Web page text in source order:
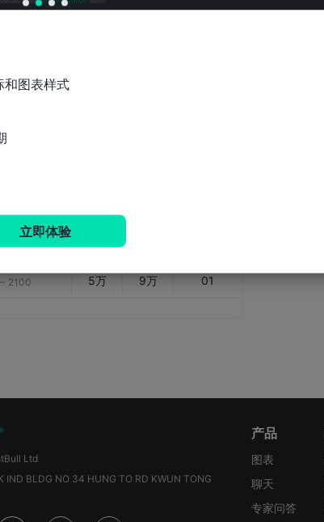
~ 2100
2100
5万
9万
01
Ltd
IND BLDG NO 34 HUNG TO RD KWUN TONG
产品
图表
聊天
专家问答
和图表样式
立即体验